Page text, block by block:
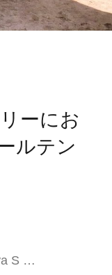
ーにお
ルテン
S …